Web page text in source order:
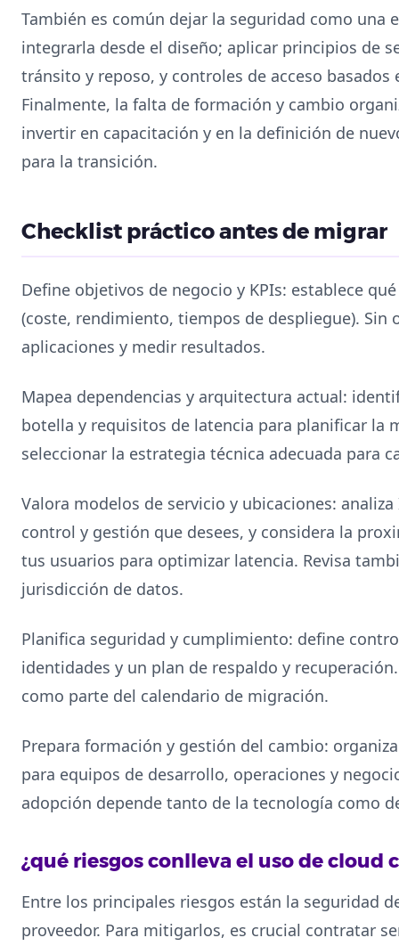
También es común dejar la seguridad como una
integrarla desde el diseño; aplicar principios de
tránsito y reposo, y controles de acceso basados
Finalmente, la falta de formación y cambio
invertir en capacitación y en la definición de
para la transición.
Checklist práctico antes de migrar
Define objetivos de negocio y KPIs: establece
(coste, rendimiento, tiempos de despliegue).
aplicaciones y medir resultados.
Mapea dependencias y arquitectura actual:
botella y requisitos de latencia para planificar la
seleccionar la estrategia técnica adecuada para
Valora modelos de servicio y ubicaciones: analiza
control y gestión que desees, y considera la
tus usuarios para optimizar latencia. Revisa
jurisdicción de datos.
Planifica seguridad y cumplimiento: define
identidades y un plan de respaldo y
como parte del calendario de migración.
Prepara formación y gestión del cambio:
para equipos de desarrollo, operaciones y
adopción depende tanto de la tecnología como
¿qué riesgos conlleva el uso de cloud
Entre los principales riesgos están la seguridad
proveedor. Para mitigarlos, es crucial contratar